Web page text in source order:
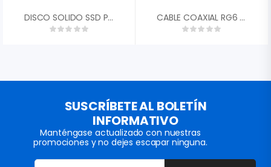
DISCO SOLIDO SSD PATRIOT P210 1TB SATA3 2,5 P210S1TB25″ CABLE COAXIAL RG6 NETVSION
SUSCRÍBETE AL BOLETÍN
INFORMATIVO
Manténgase actualizado con nuestras
promociones y no dejes escapar ninguna.